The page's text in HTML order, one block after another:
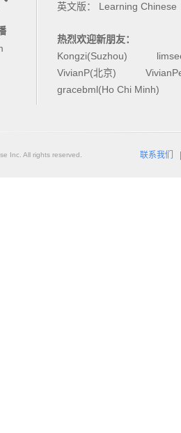
英文版： Learning Chinese
热烈欢迎新朋友：
Kongzi(Suzhou)
VivianP(北京)
gracebml(Ho Chi Minh)
Inc. All rights reserved. 联系我们